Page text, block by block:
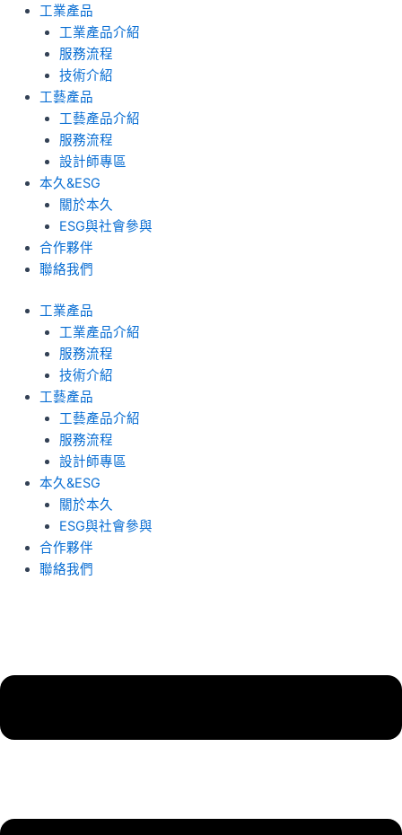
工業產品
工業產品介紹
服務流程
技術介紹
工藝產品
工藝產品介紹
服務流程
設計師專區
本久&ESG
關於本久
ESG與社會參與
合作夥伴
聯絡我們
工業產品
工業產品介紹
服務流程
技術介紹
工藝產品
工藝產品介紹
服務流程
設計師專區
本久&ESG
關於本久
ESG與社會參與
合作夥伴
聯絡我們
Search